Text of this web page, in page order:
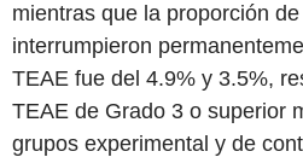
mientras que la proporción
interrumpieron
TEAE fue del 4.9% y 3.5%,
TEAE de Grado 3 o superior
grupos experimental y de